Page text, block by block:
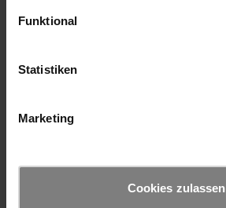
Funktional
Statistiken
Marketing
Cookies zulassen